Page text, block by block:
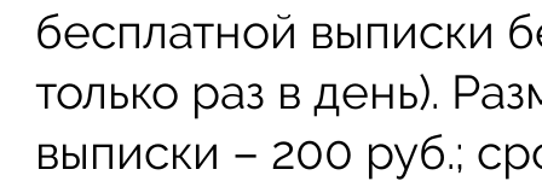
бесплатной выписки
только раз в день).
выписки – 200 руб.;